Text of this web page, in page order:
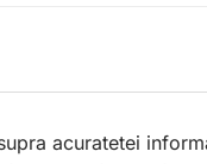
acuratetei